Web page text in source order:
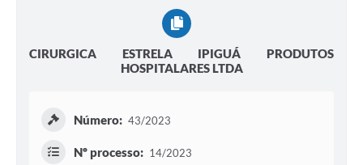
CIRURGICA ESTRELA IPIGUÁ PRODUTOS
HOSPITALARES LTDA
Número: 43/2023
Nº processo: 14/2023